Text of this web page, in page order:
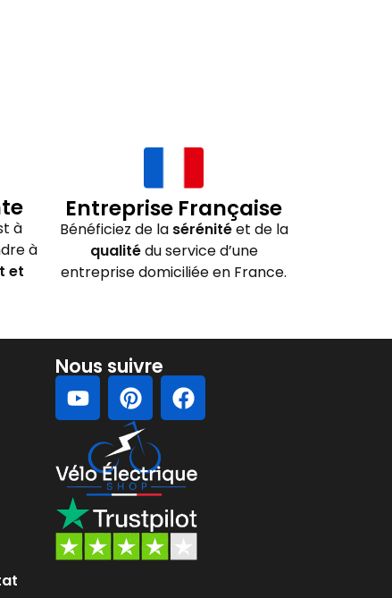
à
à
et
Entreprise Française
Bénéficiez de la sérénitéet de la
qualitédu service d’une
entreprise domiciliée en France.
Nous suivre